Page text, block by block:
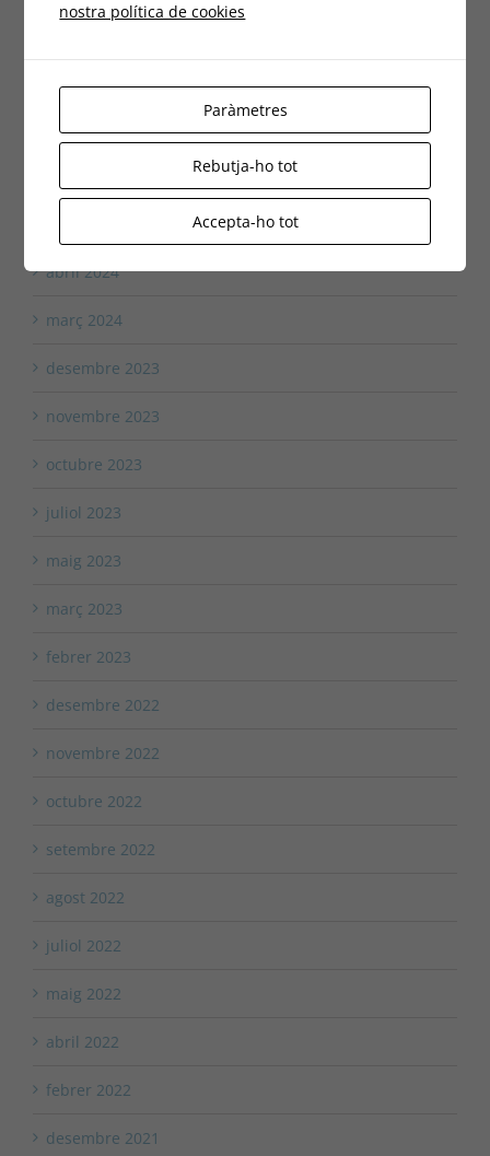
juliol 2024
abril 2024
març 2024
desembre 2023
novembre 2023
octubre 2023
juliol 2023
maig 2023
març 2023
febrer 2023
desembre 2022
novembre 2022
octubre 2022
setembre 2022
agost 2022
juliol 2022
maig 2022
abril 2022
febrer 2022
desembre 2021
nostra política de cookies
Paràmetres
Rebutja-ho tot
Accepta-ho tot